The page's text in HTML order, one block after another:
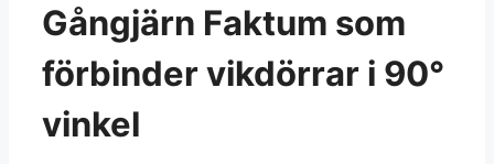
Gångjärn Faktum som
förbinder vikdörrar i 90°
vinkel